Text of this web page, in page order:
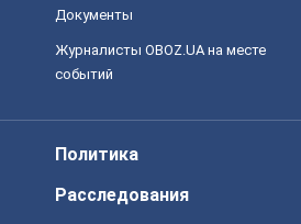
Документы
Журналисты OBOZ.UA на месте
событий
Политика
Расследования